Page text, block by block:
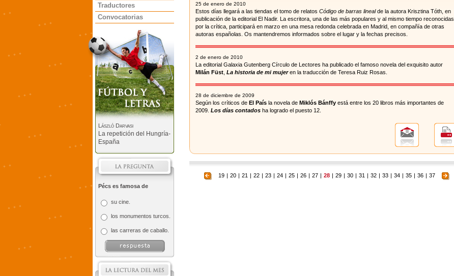
Traductores
Convocatorias
László Darvasi
La repetición del Hungría-
España
Pécs es famosa de
su cine.
los monumentos turcos.
las carreras de caballo.
25 de enero de 2010
Estos días llegará a las tiendas el tomo de relatos Código de barras linealde la autora Krisztina Tóth, en
publicación de la editorial El Nadir. La escritora, una de las más populares y al mismo tiempo reconocidas
por la crítica, participará en marzo en una mesa redonda celebrada en Madrid, en compañía de otras
autoras españolas. Os mantendremos informados sobre el lugar y la fechas precisos.
2 de enero de 2010
La editorial Galaxia Gutenberg Círculo de Lectores ha publicado el famoso novela del exquisito autor
Milán Füst La historia de mi mujeren la traducción de Teresa Ruiz Rosas.
28 de diciembre de 2009
Según los críticos de El País la novela de Miklós Bánffy está entre los 20 libros más importantes de
2009. Los días contados ha logrado el puesto 12.
19 | 20 | 21 | 22 | 23 | 24 | 25 | 26 | 27 | 28 | 29 | 30 | 31 | 32 | 33 | 34 | 35 | 36 | 37